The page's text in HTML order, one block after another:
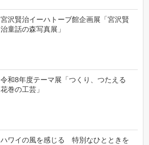
宮沢賢治イーハトーブ館企画展「宮沢賢
治童話の森写真展」
令和8年度テーマ展「つくり、つたえる
花巻の工芸」
ハワイの風を感じる 特別なひとときを